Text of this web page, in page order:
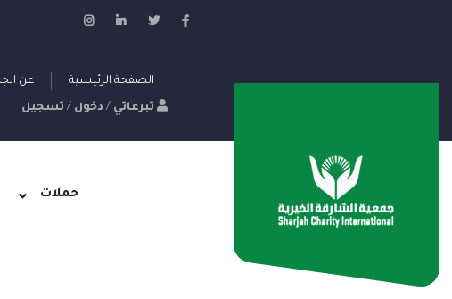
الصفحة الرئيسية عن
تبرعاتي / دخول / تسجيل
حملات